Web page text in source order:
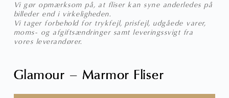
Vi gør opmærksom på, at fliser kan syne anderledes på
billeder end i virkeligheden.
Vi tager forbehold for trykfejl, prisfejl, udgåede varer,
moms- og afgiftsændringer samt leveringssvigt fra
vores leverandører.
Glamour – Marmor Fliser